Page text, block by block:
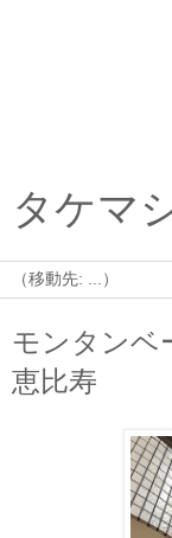
タケマ
モンタンベ
恵比寿